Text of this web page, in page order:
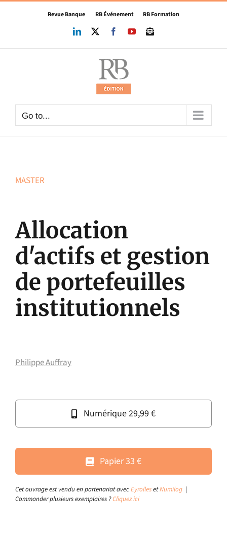
Skip
Revue Banque RB Événement RB Formation
LinkedIn FacebookYouTubeNewsletter
Go to...
MASTER
Allocation
d'actifs et gestion
de portefeuilles
institutionnels
Philippe Auffray
Numérique 29,99 €
Papier 33 €
Cet ouvrage est vendu en partenariat avecEyrollesetNumilog|
Commander plusieurs exemplaires ?Cliquez ici